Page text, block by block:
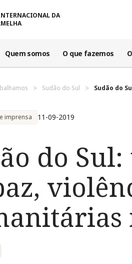
DA
Quem somos O que fazemos
Sudão do Sul Sudão do
imprensa 11-09-2019
do